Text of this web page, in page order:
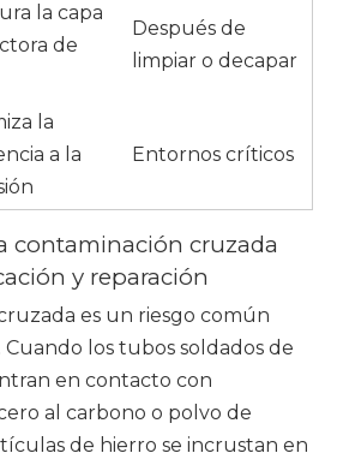
la capa
de
Después de
limpiar o decapar
la
a la
Entornos críticos
contaminación cruzada
y reparación
es un riesgo común
los tubos soldados de
en contacto con
al carbono o polvo de
de hierro se incrustan en